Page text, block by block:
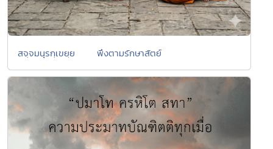
สจฺจมนุรกฺเขยฺย พึงตามรักษาสัตย์